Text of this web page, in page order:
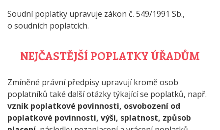
Soudní poplatky upravuje zákon č. 549/1991 Sb.,
o soudních poplatcích.
NEJČASTĚJŠÍ POPLATKY ÚŘADŮM
Zmíněné právní předpisy upravují kromě osob
poplatníků také další otázky týkající se poplatků, např.
vznik poplatkové povinnosti, osvobození od
poplatkové povinnosti, výši, splatnost, způsob